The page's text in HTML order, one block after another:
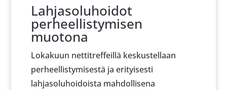
Lahjasoluhoidot
perheellistymisen
muotona
Lokakuun nettitreffeillä keskustellaan
perheellistymisestä ja erityisesti
lahjasoluhoidoista mahdollisena